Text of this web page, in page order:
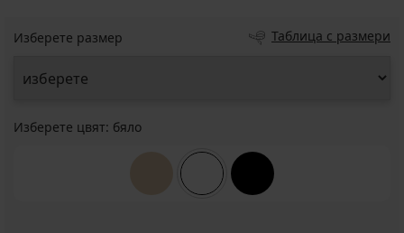
Изберете размер Таблица с размери
Изберете цвят: бяло